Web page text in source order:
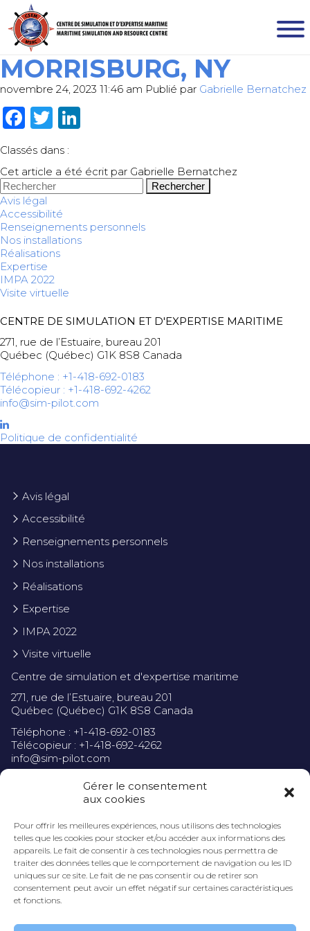
Gérer le consentement
aux cookies
Pour offrir les meilleures expériences, nous utilisons des technologies
telles que les cookies pour stocker et/ou accéder aux informations des
appareils. Le fait de consentir à ces technologies nous permettra de
traiter des données telles que le comportement de navigation ou les ID
uniques sur ce site. Le fait de ne pas consentir ou de retirer son
consentement peut avoir un effet négatif sur certaines caractéristiques
et fonctions.
MORRISBURG, NY
novembre 24, 2023 11:46 am Publié par Gabrielle Bernatchez
Facebook
Twitter
Classés dans :
Cet article a été écrit par Gabrielle Bernatchez
Rechercher
Avis légal
Accessibilité
Renseignements personnels
Nos installations
Réalisations
Expertise
IMPA 2022
Visite virtuelle
CENTRE DE SIMULATION ET D'EXPERTISE MARITIME
271, rue de l’Estuaire, bureau 201
Québec (Québec) G1K 8S8 Canada
Téléphone : +1-418-692-0183
Télécopieur : +1-418-692-4262
info@sim-pilot.com
Politique de confidentialité
Avis légal
Accessibilité
Renseignements personnels
Nos installations
Réalisations
Expertise
IMPA 2022
Visite virtuelle
Centre de simulation et d'expertise maritime
271, rue de l’Estuaire, bureau 201
Québec (Québec) G1K 8S8 Canada
Téléphone : +1-418-692-0183
Télécopieur : +1-418-692-4262
info@sim-pilot.com
Politique de confidentialité